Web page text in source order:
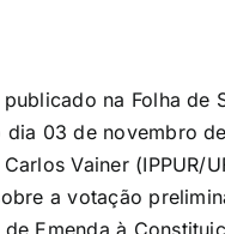
na Folha de
dia 03 de novembro
Vainer (IPPUR/
a votação
Emenda à